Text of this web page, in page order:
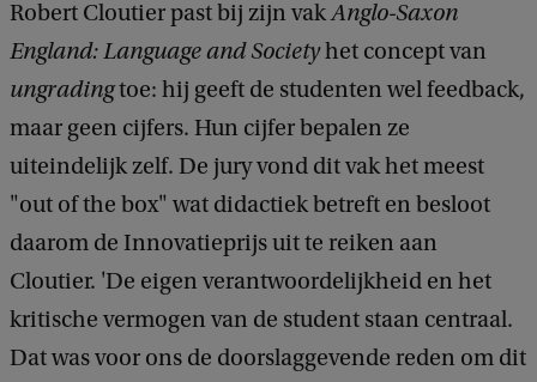
Robert Cloutier past bij zijn vakAnglo-Saxon
England: Language and Societyhet concept van
ungradingtoe: hij geeft de studenten wel feedback,
maar geen cijfers. Hun cijfer bepalen ze
uiteindelijk zelf. De jury vond dit vak het meest
"out of the box" wat didactiek betreft en besloot
daarom de Innovatieprijs uit te reiken aan
Cloutier. 'De eigen verantwoordelijkheid en het
kritische vermogen van de student staan centraal.
Dat was voor ons de doorslaggevende reden om dit